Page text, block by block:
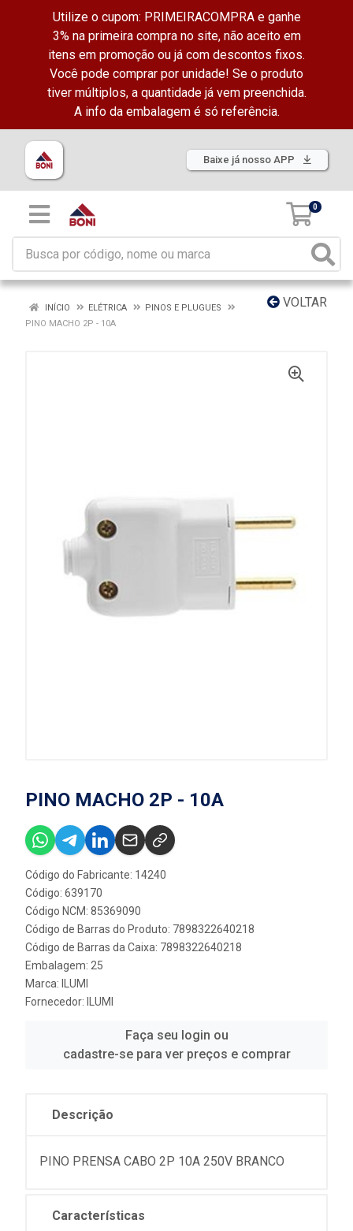
Utilize o cupom: PRIMEIRACOMPRA e ganhe
3% na primeira compra no site, não aceito em
itens em promoção ou já com descontos fixos.
Você pode comprar por unidade! Se o produto
tiver múltiplos, a quantidade já vem preenchida.
A info da embalagem é só referência.
Baixe já nosso APP
0
VOLTAR
INÍCIO ELÉTRICA
PINOS E PLUGUES
PINO MACHO 2P - 10A
PINO MACHO 2P - 10A
Código do Fabricante: 14240
Código: 639170
Código NCM: 85369090
Código de Barras do Produto: 7898322640218
Código de Barras da Caixa: 7898322640218
Embalagem: 25
Marca:
ILUMI
Fornecedor:
ILUMI
Faça seu login ou
cadastre-se para ver preços e comprar
Descrição
PINO PRENSA CABO 2P 10A 250V BRANCO
Características